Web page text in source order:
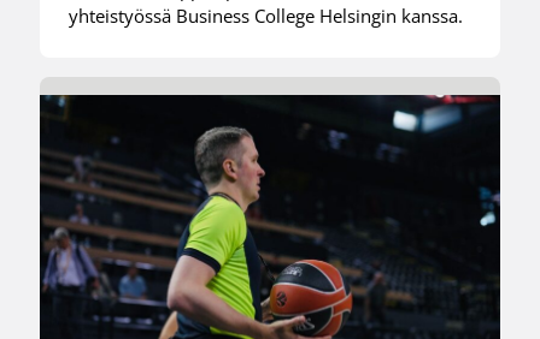
yhteistyössä Business College Helsingin kanssa.